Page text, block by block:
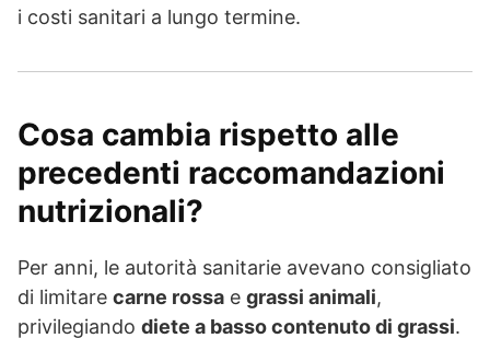
i costi sanitari a lungo termine.
Cosa cambia rispetto alle
precedenti raccomandazioni
nutrizionali?
Per anni, le autorità sanitarie avevano consigliato
di limitare carne rossa e grassi animali,
privilegiando diete a basso contenuto di grassi.